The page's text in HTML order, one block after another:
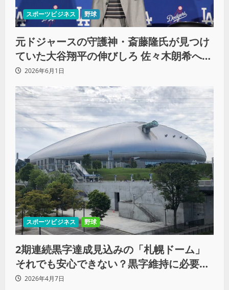
スポーツビジネス 野球
元ドジャースの守護神・斎藤隆氏が見つけ
ていた大谷翔平の伸びしろ 佐々木朗希への
知られざる支援も明かす
2026年6月1日
スポーツビジネス 野球
2期連続黒字達成見込みの「札幌ドーム」
それでも安心できない？黒字維持に必要な
持続的スタジアム運営
2026年4月7日